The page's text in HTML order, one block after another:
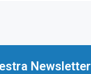
Newsletter